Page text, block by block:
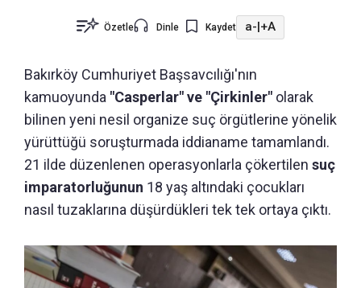
Özetle Dinle Kaydet a-|+A
Bakırköy Cumhuriyet Başsavcılığı'nın
kamuoyunda "Casperlar" ve "Çirkinler" olarak
bilinen yeni nesil organize suç örgütlerine yönelik
yürüttüğü soruşturmada iddianame tamamlandı.
21 ilde düzenlenen operasyonlarla çökertilen suç
imparatorluğunun 18 yaş altındaki çocukları
nasıl tuzaklarına düşürdükleri tek tek ortaya çıktı.